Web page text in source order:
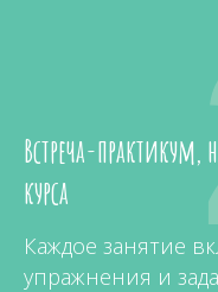
Встреча-практикум,
курса
Каждое занятие
упражнения и